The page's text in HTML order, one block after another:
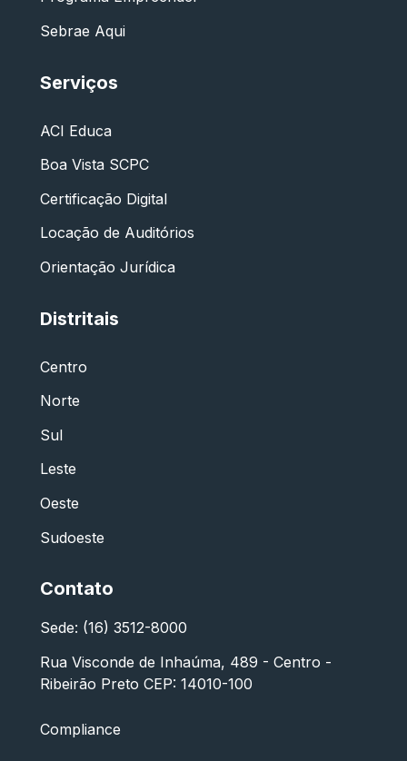
Sebrae Aqui
Serviços
ACI Educa
Boa Vista SCPC
Certificação Digital
Locação de Auditórios
Orientação Jurídica
Distritais
Centro
Norte
Sul
Leste
Oeste
Sudoeste
Contato
Sede: (16) 3512-8000
Rua Visconde de Inhaúma, 489 - Centro -
Ribeirão Preto CEP: 14010-100
Compliance